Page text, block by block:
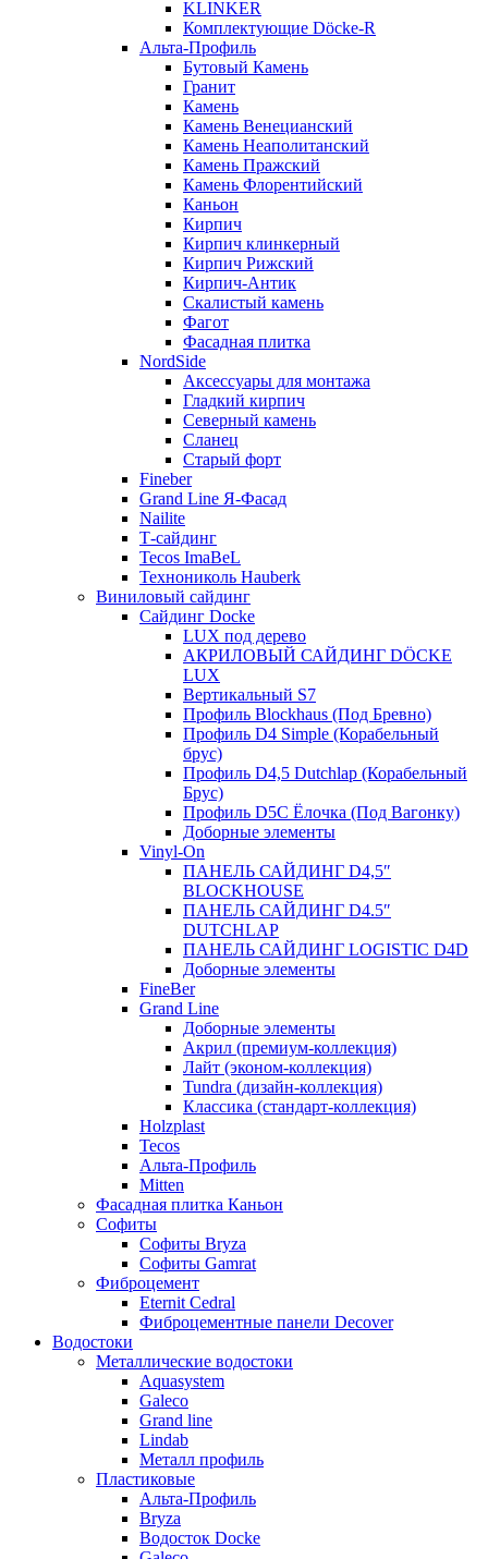
KLINKER
Комплектующие Döcke-R
Альта-Профиль
Бутовый Камень
Гранит
Камень
Камень Венецианский
Камень Неаполитанский
Камень Пражский
Камень Флорентийский
Каньон
Кирпич
Кирпич клинкерный
Кирпич Рижский
Кирпич-Антик
Скалистый камень
Фагот
Фасадная плитка
NordSide
Аксессуары для монтажа
Гладкий кирпич
Северный камень
Сланец
Старый форт
Fineber
Grand Line Я-Фасад
Nailite
Т-сайдинг
Tecos ImaBeL
Технониколь Hauberk
Виниловый сайдинг
Сайдинг Docke
LUX под дерево
АКРИЛОВЫЙ САЙДИНГ DÖCKE
LUX
Вертикальный S7
Профиль Blockhaus (Под Бревно)
Профиль D4 Simple (Корабельный
брус)
Профиль D4,5 Dutchlap (Корабельный
Брус)
Профиль D5C Ёлочка (Под Вагонку)
Доборные элементы
Vinyl-On
ПАНЕЛЬ САЙДИНГ D4,5″
BLOCKHOUSE
ПАНЕЛЬ САЙДИНГ D4.5″
DUTCHLAP
ПАНЕЛЬ САЙДИНГ LOGISTIC D4D
Доборные элементы
FineBer
Grand Line
Доборные элементы
Акрил (премиум-коллекция)
Лайт (эконом-коллекция)
Tundra (дизайн-коллекция)
Классика (стандарт-коллекция)
Holzplast
Tecos
Альта-Профиль
Mitten
Фасадная плитка Каньон
Софиты
Софиты Bryza
Софиты Gamrat
Фиброцемент
Eternit Cedral
Фиброцементные панели Decover
Водостоки
Металлические водостоки
Aquasystem
Galeco
Grand line
Lindab
Металл профиль
Пластиковые
Альта-Профиль
Bryza
Водосток Docke